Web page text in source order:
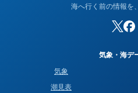
海へ行く前の情報を
気象・海デ
気象
潮見表